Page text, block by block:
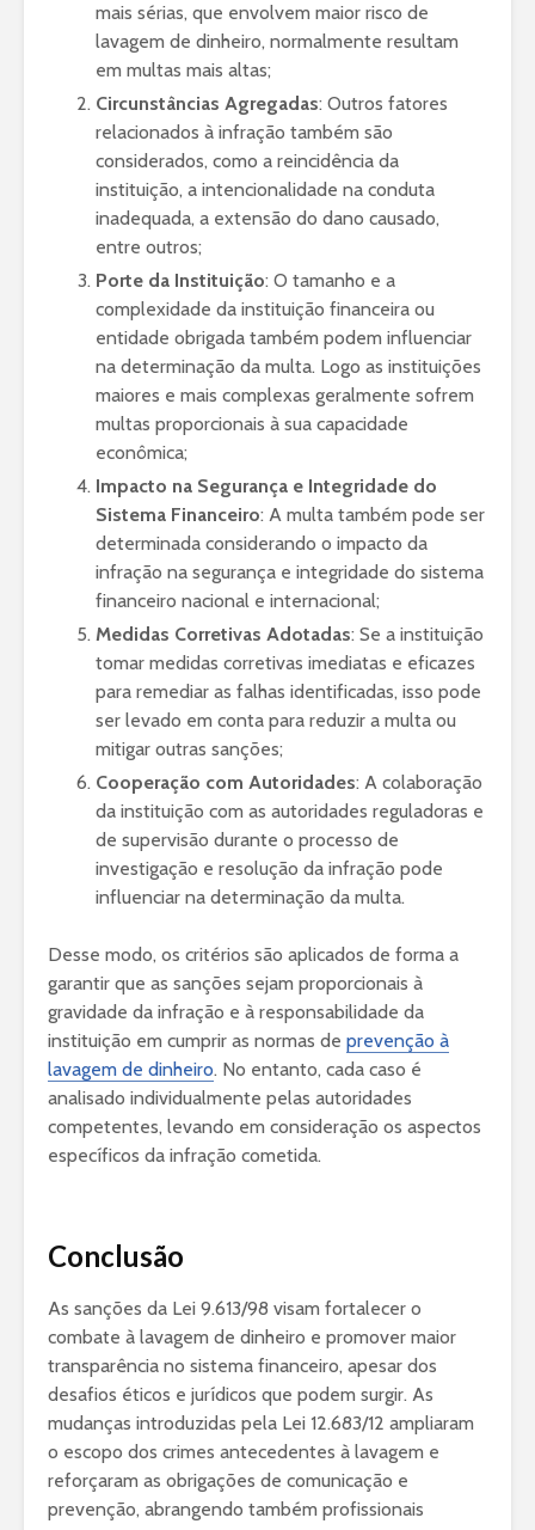
mais sérias, que envolvem maior risco de
lavagem de dinheiro, normalmente resultam
em multas mais altas;
Circunstâncias Agregadas: Outros fatores
relacionados à infração também são
considerados, como a reincidência da
instituição, a intencionalidade na conduta
inadequada, a extensão do dano causado,
entre outros;
Porte da Instituição: O tamanho e a
complexidade da instituição financeira ou
entidade obrigada também podem influenciar
na determinação da multa. Logo as instituições
maiores e mais complexas geralmente sofrem
multas proporcionais à sua capacidade
econômica;
Impacto na Segurança e Integridade do
Sistema Financeiro: A multa também pode ser
determinada considerando o impacto da
infração na segurança e integridade do sistema
financeiro nacional e internacional;
Medidas Corretivas Adotadas: Se a instituição
tomar medidas corretivas imediatas e eficazes
para remediar as falhas identificadas, isso pode
ser levado em conta para reduzir a multa ou
mitigar outras sanções;
Cooperação com Autoridades: A colaboração
da instituição com as autoridades reguladoras e
de supervisão durante o processo de
investigação e resolução da infração pode
influenciar na determinação da multa.
Desse modo, os critérios são aplicados de forma a
garantir que as sanções sejam proporcionais à
gravidade da infração e à responsabilidade da
instituição em cumprir as normas de prevenção à
lavagem de dinheiro. No entanto, cada caso é
analisado individualmente pelas autoridades
competentes, levando em consideração os aspectos
específicos da infração cometida.
Conclusão
As sanções da Lei 9.613/98 visam fortalecer o
combate à lavagem de dinheiro e promover maior
transparência no sistema financeiro, apesar dos
desafios éticos e jurídicos que podem surgir. As
mudanças introduzidas pela Lei 12.683/12 ampliaram
o escopo dos crimes antecedentes à lavagem e
reforçaram as obrigações de comunicação e
prevenção, abrangendo também profissionais